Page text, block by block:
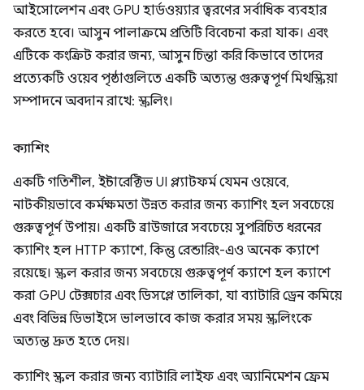
আইসোলেশন এবং GPU হার্ডওয়্যার ত্বরণের সর্বাধিক ব্যবহার
করতে হবে। আসুন পালাক্রমে প্রতিটি বিবেচনা করা যাক। এবং
এটিকে কংক্রিট করার জন্য, আসুন চিন্তা করি কিভাবে তাদের
প্রত্যেকটি ওয়েব পৃষ্ঠাগুলিতে একটি অত্যন্ত গুরুত্বপূর্ণ মিথস্ক্রিয়া
সম্পাদনে অবদান রাখে: স্ক্রলিং।
ক্যাশিং
একটি গতিশীল, ইন্টারেক্টিভ UI প্ল্যাটফর্ম যেমন ওয়েবে,
নাটকীয়ভাবে কর্মক্ষমতা উন্নত করার জন্য ক্যাশিং হল সবচেয়ে
গুরুত্বপূর্ণ উপায়। একটি ব্রাউজারে সবচেয়ে সুপরিচিত ধরনের
ক্যাশিং হল HTTP ক্যাশে, কিন্তু রেন্ডারিং-এও অনেক ক্যাশে
রয়েছে। স্ক্রল করার জন্য সবচেয়ে গুরুত্বপূর্ণ ক্যাশে হল ক্যাশে
করা GPU টেক্সচার এবং ডিসপ্লে তালিকা, যা ব্যাটারি ড্রেন কমিয়ে
এবং বিভিন্ন ডিভাইসে ভালভাবে কাজ করার সময় স্ক্রলিংকে
অত্যন্ত দ্রুত হতে দেয়।
ক্যাশিং স্ক্রল করার জন্য ব্যাটারি লাইফ এবং অ্যানিমেশন ফ্রেম